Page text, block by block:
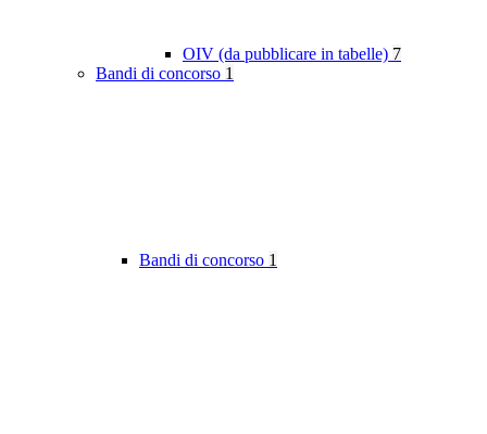
OIV (da pubblicare in tabelle) 7
Bandi di concorso 1
Bandi di concorso 1